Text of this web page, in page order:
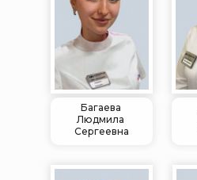
Багаева
Людмила
Сергеевна